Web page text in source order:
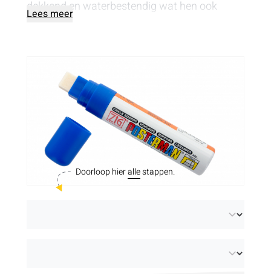
dekkend en waterbestendig wat hen ook
Lees meer
Doorloop hierallestappen.